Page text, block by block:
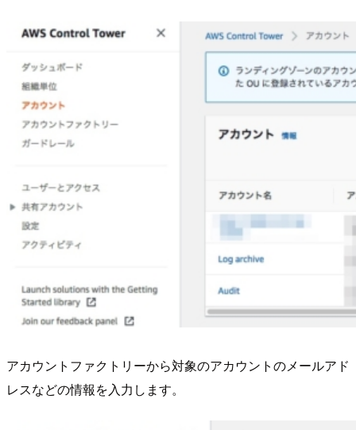
アカウントファクトリーから対象のアカウントのメールアド
レスなどの情報を入力します。